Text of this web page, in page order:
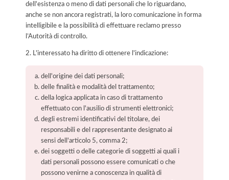
dell'esistenza o meno di dati personali che lo riguardano,
anche se non ancora registrati, la loro comunicazione in forma
intelligibile e la possibilità di effettuare reclamo presso
l’Autorità di controllo.
2. L'interessato ha diritto di ottenere l'indicazione:
dell'origine dei dati personali;
delle finalità e modalità del trattamento;
della logica applicata in caso di trattamento
effettuato con l'ausilio di strumenti elettronici;
degli estremi identificativi del titolare, dei
responsabili e del rappresentante designato ai
sensi dell'articolo 5, comma 2;
dei soggetti o delle categorie di soggetti ai quali i
dati personali possono essere comunicati o che
possono venirne a conoscenza in qualità di